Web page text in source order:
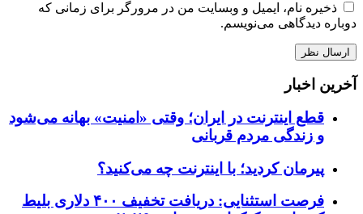
ذخیره نام، ایمیل و وبسایت من در مرورگر برای زمانی که
دوباره دیدگاهی می‌نویسم.
آخرین اخبار
قطع اینترنت در ایران؛ وقتی «امنیت» بهانه می‌شود
و زندگی مردم قربانی
پیرمان کردید؛ با اینترنت چه می‌کنید؟
فرصت استثنایی: دریافت تخفیف ۴۰۰ دلاری بلیط